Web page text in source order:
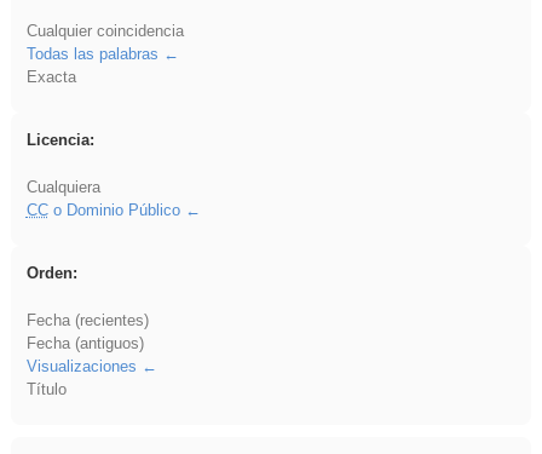
Cualquier coincidencia
Todas las palabras
Exacta
Licencia:
Cualquiera
CCo Dominio Público
Orden:
Fecha (recientes)
Fecha (antiguos)
Visualizaciones
Título